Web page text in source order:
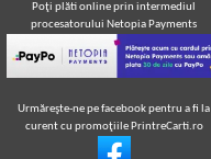
Poţi plăti online prin intermediul
procesatorului Netopia Payments
Urmăreşte-ne pe facebook pentru a fi la
curent cu promoţiile PrintreCarti.ro